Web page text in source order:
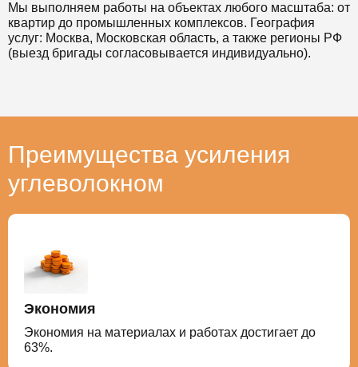
Мы выполняем работы на объектах любого масштаба: от
квартир до промышленных комплексов. География
услуг: Москва, Московская область, а также регионы РФ
(выезд бригады согласовывается индивидуально).
Преимущества усиления
углеволокном
Экономия
Экономия на материалах и работах достигает до
63%.